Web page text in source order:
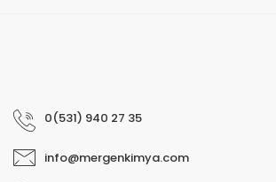
0(531) 940 27 35
info@mergenkimya.com